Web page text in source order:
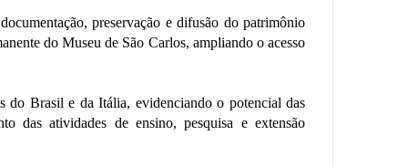
preservação e difusão do patrimônio
do Museu de São Carlos, ampliando o acesso
do Brasil e da Itália, evidenciando o potencial das
das atividades de ensino, pesquisa e extensão